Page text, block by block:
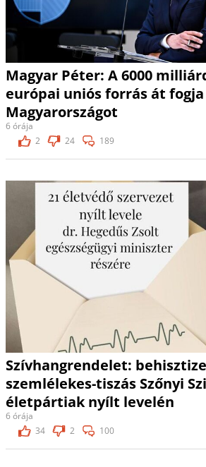
Magyar Péter: A 6000
európai uniós forrás át
Magyarországot
6 órája
2
24 189
Szívhangrendelet:
szemlélekes-tiszás Szőnyi
életpártiak nyílt levelén
6 órája
34
2 100